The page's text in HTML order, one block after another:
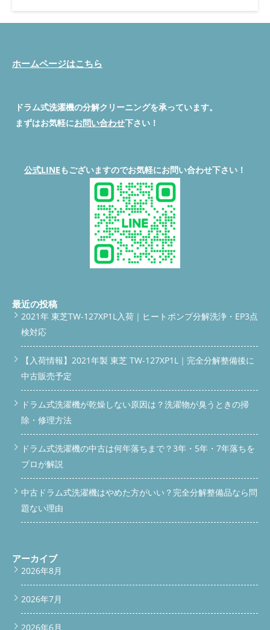
な使い方です。 長く使うためのメンテナンス習慣 ドラム式を長
をリセット これを守るだけで高額修理を避け、10年近く快適に
使える可能性が高まります。 便利屋BUZZの対応エリアと実績 便
利屋BUZZは埼玉県入間市を拠点に、所沢市・狭山市・川越市・
解洗浄実績があり、Panasonic・SHARP・日立など主要メーカー
の修理・クリーニング経験が豊富です。 「音が気になる」「ド
ラムが削れているか心配」など、小さな不安でもお気軽にご相談
ください。 よくある質問 Q1. すでに異音がしています。すぐ壊
れますか？ A. すぐに壊れるわけではありませんが、進行する可
能性が高い症状です。早めに点検をおすすめします。 Q2. 分解掃
除と修理は同時にできますか？ A. はい、できます。内部を開け
るタイミングで点検も行うため、効率的に作業可能です。 Q3. 洗
濯物の量はどのくらいがベストですか？ A. 容量の6〜7割を目安
にしてください。それ以上は軸や部品への負担が大きくなりま
ると高額修理や買い替えが必要になることも。 「一度で済ませ
たい」より「長く安心して使う」を優先しましょう。入間市や近
隣エリア（所沢市・川越市・狭山市・東松山市・滑川町・青梅
市）でお困りの方は、便利屋BUZZへお気軽にご相談ください。
お電話・LINE・メールからお問い合わせ可能です。
公式
LINEで相談・依頼する
電話する
問い合わせ /* 上部スクロ
ールバー（スリム仕様） */ #scroll-bar { position: fixed; top:
-60px; left: 0; width: 100%; background-color: #00C73C; padding:
box-shadow: 0 2px 8px rgba(0,0,0,0.3); transition: top 0.3s ease;
} #scroll-bar.show { top: 0; } #scroll-bar a { color: #fff; font-size:
#bottom-bar { position: fixed; bottom: -60px; left: 0; width:
100%; display: flex; text-align: center; z-index: 9999; transition:
#bottom-bar.show { bottom: 0; } #bottom-bar a { flex: 1;
padding: 14px 8px; font-size: 16px; font-weight: bold; color: #fff;
text-decoration: none; } #bottom-bar a.phone { background-
color: #007BFF; } #bottom-bar a.contact { background-color:
} #scroll-bar a, #bottom-bar a { font-size: 14px; padding: 12px
6px; } } window.addEventListener('scroll', function() { const
scrollBar = document.getElementById('scroll-bar'); const
LINEバー if(window.scrollY > 100) {
scrollBar.classList.add('show'); } else {
scrollBar.classList.remove('show'); } // 下部バー
せてご紹介します。 テレビ朝日「グッド！モーニング」で話題
が公開されました。内部に溜まったカビや埃、皮脂汚れが乾燥不
良や嫌な臭いの原因となっています。洗濯槽の外側や見えない部
分の汚れは、通常のお掃除では落としきれません。 公式動画で
https://www.youtube.com/watch?v=CK0g_Fit4lY 便利屋BUZZの
分解クリーニングとは？ 弊社「便利屋BUZZ」は、埼玉県入間市
を拠点に年間500台以上のドラム式洗濯機分解クリーニングを行
っています。 メーカー・機種問わず対応可能 取り外せるパーツ
は全て丁寧に洗浄 専用の洗剤・工具で奥までしっかり汚れ除去
臭い・乾燥不良の根本改善を目指します テレビで紹介されたよ
うな内部のカビや埃汚れも、プロの技術で徹底的に落としますの
で、ご安心ください。 埼玉県の各地域で多数の実績 所沢市、狭
山市、川越市、入間市、ふじみ野市など、埼玉県全域に対応して
おります。地域に密着したサービスで、迅速かつ丁寧な作業を心
市・A様） 「押し売りもなく、保証について教えてもらい助かり
ました。またお願いしたいです。」（入間市・K様） こんな症状
があればぜひご相談を 洗濯物が湿ったまま乾かない 洗濯機から
カビ臭いニオイがする 乾燥機の時間がやたら長い、または途中
で止まる 洗濯機内部の汚れが気になる まとめ テレビ朝日の公式
放送でも話題になったドラム式洗濯機の分解クリーニングは、故
障を防ぎ快適に使い続けるために非常に効果的です。埼玉県で信
頼の技術と実績を持つ「便利屋BUZZ」にぜひお任せください。
お問い合わせはこちらから 電話：090-3444-6331 LINE：友だち
追加はこちら 埼玉県対応エリア 入間市、所沢市、狭山市、川越
市、ふじみ野市、さいたま市、その他周辺地域 ※本記事内の動
画はテレビ朝日「グッド！モーニング」公式YouTubeチャンネル
式LINEスクロールバー #scroll-bar { position: fixed; top: -60px; /*
最初は画面外 */ left: 0; width: 100%; background-color:
top 0.3s ease; } #scroll-bar.show { top: 0; /* スクロール時に表示
*/ } #scroll-bar a { color: #fff; font-size: 15px; font-weight: bold;
text-decoration: none; }
公式LINEで相談・依頼する
{ // 100px以上スクロールしたら表示
scrollBar.classList.add('show'); } else {
scrollBar.classList.remove('show'); } });
せ #bottom-bar { position: fixed; bottom: -60px; /* 高さに合わ
せて余裕を減らす */ left: 0; width: 100%; display: flex; text-align:
center; z-index: 9999; transition: bottom 0.3s ease; box-shadow:
0 -2px 8px rgba(0,0,0,0.3); } #bottom-bar.show { bottom: 0; }
ホームページはこちら
ドラム式洗濯機の分解クリーニングを承っています。
まずはお気軽にお問い合わせ下さい！
公式LINEもございますのでお気軽にお問い合わせ下さい！
最近の投稿
2021年 東芝TW-127XP1L入荷｜ヒートポンプ分解洗浄・EP3点
検対応
【入荷情報】2021年製 東芝 TW-127XP1L｜完全分解整備後に
中古販売予定
ドラム式洗濯機が乾燥しない原因は？洗濯物が臭うときの掃
除・修理方法
ドラム式洗濯機の中古は何年落ちまで？3年・5年・7年落ちを
プロが解説
中古ドラム式洗濯機はやめた方がいい？完全分解整備品なら問
題ない理由
アーカイブ
2026年8月
2026年7月
2026年6月